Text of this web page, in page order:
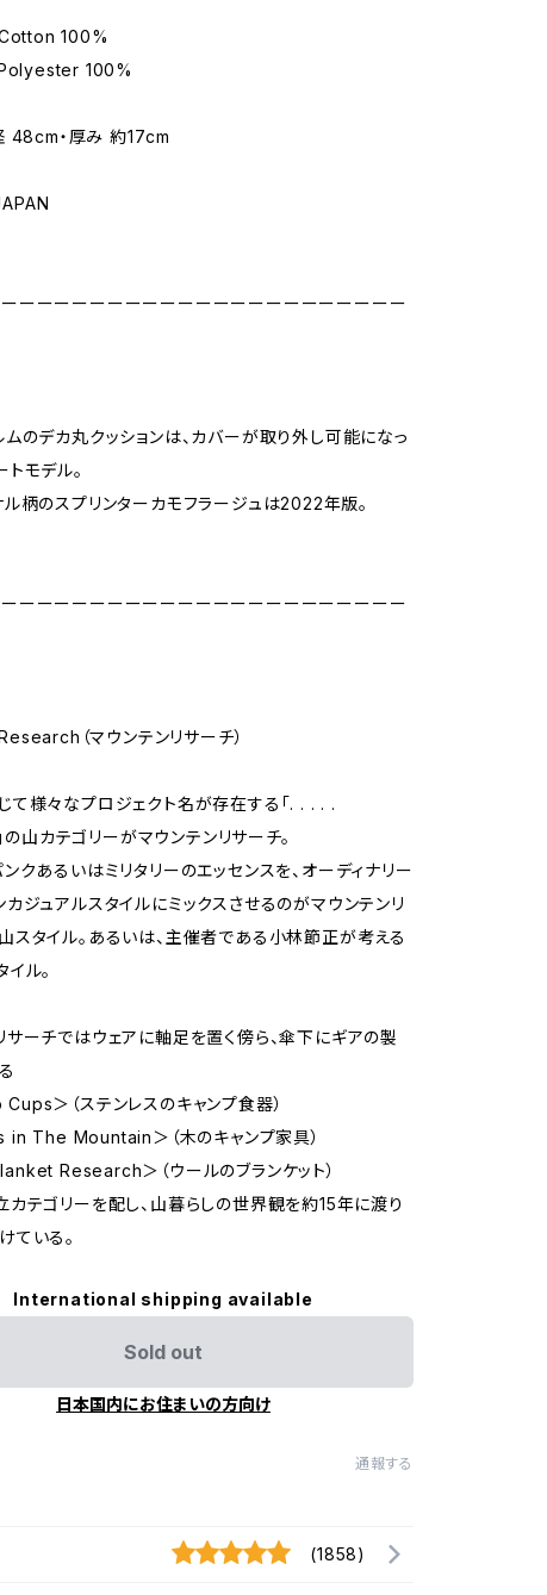
Cotton 100%
Polyester 100%
48cm・厚み 約17cm
ーーーーーーーーーーーーーーーーーーーーーー
ムのデカ丸クッションは、カバーが取り外し可能になっ
モデル。
柄のスプリンターカモフラージュは2022年版。
ーーーーーーーーーーーーーーーーーーーーーー
（マウンテンリサーチ）
て様々なプロジェクト名が存在する「. . . . .
山カテゴリーがマウンテンリサーチ。
ンクあるいはミリタリーのエッセンスを、オーディナリー
カジュアルスタイルにミックスさせるのがマウンテンリ
スタイル。あるいは、主催者である小林節正が考える
ル。
サーチではウェアに軸足を置く傍ら、傘下にギアの製
＞（ステンレスのキャンプ食器）
The Mountain＞（木のキャンプ家具）
Research＞（ウールのブランケット）
カテゴリーを配し、山暮らしの世界観を約15年に渡り
ている。
International shipping available
Sold out
日本国内にお住まいの方向け
通報する
(1858)